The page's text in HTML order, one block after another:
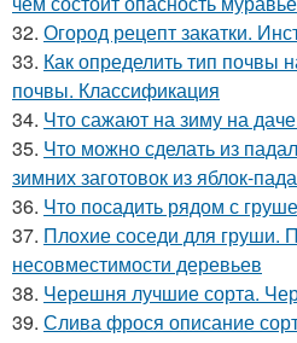
32. Огород рецепт закатки.
33. Как определить тип почвы
почвы. Классификация
34. Что сажают на зиму на
35. Что можно сделать из
зимних заготовок из яблок-
36. Что посадить рядом с
37. Плохие соседи для груши.
несовместимости деревьев
38. Черешня лучшие сорта.
39. Слива фрося описание